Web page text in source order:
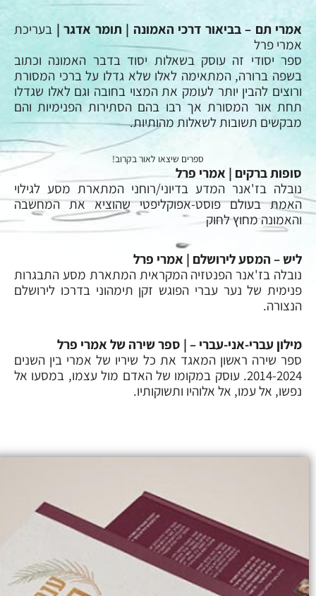
אמרי תם – בביאור דרכי האמונה | תומר אדגר | בעריכת
אמרי פרל
ספר יסודי זה עוסק בשאלות יסוד בדבר האמונה וכתוב
בשפה ברורה, המתאימה לאלו שלא גדלו על ברכי המסורת
ורוצים להבין יותר לעומק את המצוי בחובה וגם לאלו שגדלו
תחת אור המסורת אך רבו בהם הסתירות הפנימיות והם
מבקשים תשובות לשאלות מהותיות.
ספרים שיצאו לאור בקרוב!
סופות ברקים | אמרי פרל
נובלה בז'אנר המדע בדיוני/רוחני המתארת מסע לגילוי
האמת בעולם פוסט-אפוקליפטי שהוציא את המחשבה
והאמונה מחוץ לחוק
ליש – המסע לירושלם | אמרי פרל
נובלה בז'אנר הפנטזיה המקראית המתארת מסע התבגרות
פנימית של נער עברי הפוגש זקן תימהוני בדרכו לירושלם
הנצורה.
מילון עברי-אני-עברי – | ספר שירה של אמרי פרל
ספר שירה ראשון המאגד את כל שיריו של אמרי בין השנים
2014-2024. עוסק במקומו של האדם מול עצמו, במסעו אל
נפשו, אל עמו, אל אלוהיו ותשוקותיו.
היה: